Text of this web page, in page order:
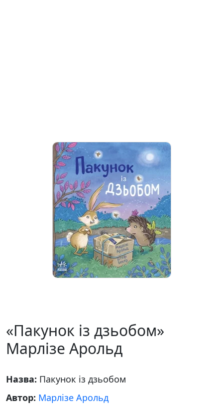
«Пакунок із дзьобом»
Марлізе Арольд
Назва: Пакунок із дзьобом
Автор: Марлізе Арольд